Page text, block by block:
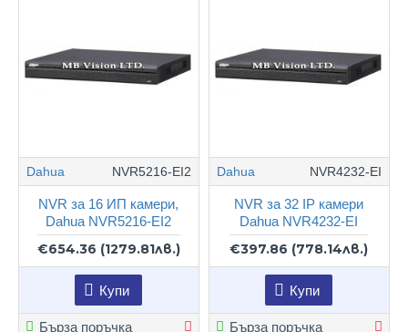
Dahua NVR5216-EI2
NVR за 16 ИП камери,
Dahua NVR5216-EI2
€654.36 (1279.81лв.)
Купи
Бърза поръчка
Dahua NVR4232-EI
NVR за 32 IP камери
Dahua NVR4232-EI
€397.86 (778.14лв.)
Купи
Бърза поръчка